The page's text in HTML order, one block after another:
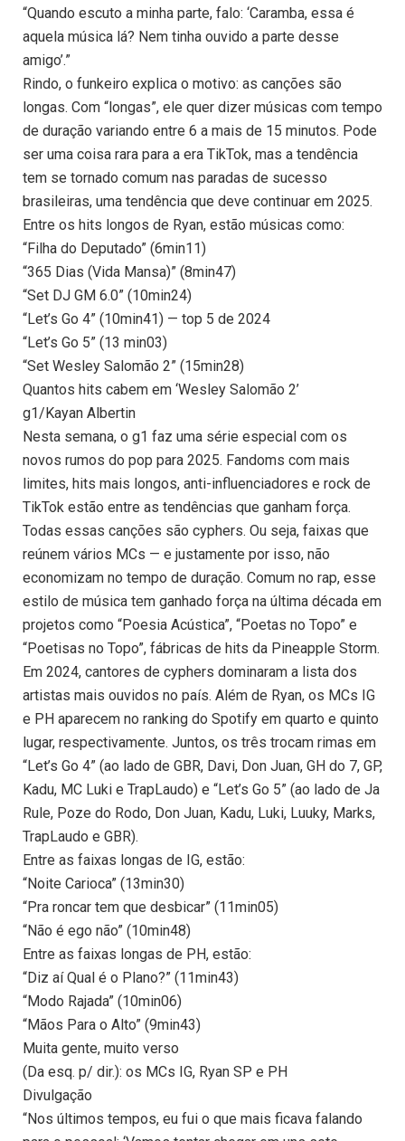
“Quando escuto a minha parte, falo: ‘Caramba, essa é
aquela música lá? Nem tinha ouvido a parte desse
amigo’.”
Rindo, o funkeiro explica o motivo: as canções são
longas. Com “longas”, ele quer dizer músicas com tempo
de duração variando entre 6 a mais de 15 minutos. Pode
ser uma coisa rara para a era TikTok, mas a tendência
tem se tornado comum nas paradas de sucesso
brasileiras, uma tendência que deve continuar em 2025.
Entre os hits longos de Ryan, estão músicas como:
“Filha do Deputado” (6min11)
“365 Dias (Vida Mansa)” (8min47)
“Set DJ GM 6.0” (10min24)
“Let’s Go 4” (10min41) — top 5 de 2024
“Let’s Go 5” (13 min03)
“Set Wesley Salomão 2” (15min28)
Quantos hits cabem em ‘Wesley Salomão 2’
g1/Kayan Albertin
Nesta semana, o g1 faz uma série especial com os
novos rumos do pop para 2025. Fandoms com mais
limites, hits mais longos, anti-influenciadores e rock de
TikTok estão entre as tendências que ganham força.
Todas essas canções são cyphers. Ou seja, faixas que
reúnem vários MCs — e justamente por isso, não
economizam no tempo de duração. Comum no rap, esse
estilo de música tem ganhado força na última década em
projetos como “Poesia Acústica”, “Poetas no Topo” e
“Poetisas no Topo”, fábricas de hits da Pineapple Storm.
Em 2024, cantores de cyphers dominaram a lista dos
artistas mais ouvidos no país. Além de Ryan, os MCs IG
e PH aparecem no ranking do Spotify em quarto e quinto
lugar, respectivamente. Juntos, os três trocam rimas em
“Let’s Go 4” (ao lado de GBR, Davi, Don Juan, GH do 7, GP,
Kadu, MC Luki e TrapLaudo) e “Let’s Go 5” (ao lado de Ja
Rule, Poze do Rodo, Don Juan, Kadu, Luki, Luuky, Marks,
TrapLaudo e GBR).
Entre as faixas longas de IG, estão:
“Noite Carioca” (13min30)
“Pra roncar tem que desbicar” (11min05)
“Não é ego não” (10min48)
Entre as faixas longas de PH, estão:
“Diz aí Qual é o Plano?” (11min43)
“Modo Rajada” (10min06)
“Mãos Para o Alto” (9min43)
Muita gente, muito verso
(Da esq. p/ dir.): os MCs IG, Ryan SP e PH
Divulgação
“Nos últimos tempos, eu fui o que mais ficava falando